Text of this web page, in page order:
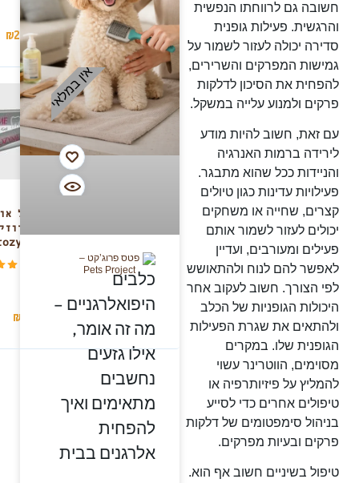
חשובה גם לרווחתו הנפשית
והרגשית. פעילות גופנית
סדירה יכולה לעזור לשמור על
גמישות המפרקים והשרירים,
להפחית את הסיכון לדלקות
פרקים ולמנוע עלייה במשקל.
עם זאת, חשוב להיות מודע
לירידה ברמות האנרגיה
והניידות ככל שהוא מתבגר.
פעילויות עדינות כגון טיולים
קצרים, שחייה או משחקים
יכולים לעזור לשמור אותם
פעילים ומעורבים, ועדיין
לאפשר להם לנוח ולהתאושש
לפי הצורך. חשוב לעקוב אחר
היכולות הגופניות של הכלב
ולהתאים את שגרת הפעילות
הגופנית שלו. במקרים
מסוימים, הווטרינר עשוי
להמליץ על פיזיותרפיה או
טיפולים אחרים כדי לסייע
בניהול סימפטומים של דלקות
פרקים ובעיות מפרקים.
טיפול בשיניים חשוב אף הוא.
₪139
₪209
החל מ
₪220
אין במלאי
ג’ל
₪
כלבים
היפואלרגניים –
מה זה אומר,
אילו גזעים
נחשבים
מתאימים ואיך
להפחית
אלרגנים בבית